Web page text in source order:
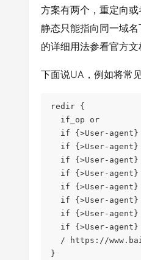
方案有两个，重定向
静态只能指向同一域
的详细用法参看官方文
下面说UA，例如将常
redir {
}